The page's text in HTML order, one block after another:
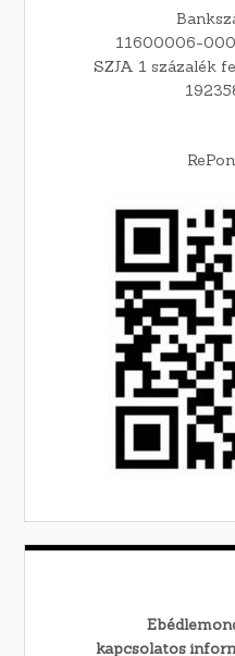
11600006-
SZJA 1 százalék
kapcsolatos